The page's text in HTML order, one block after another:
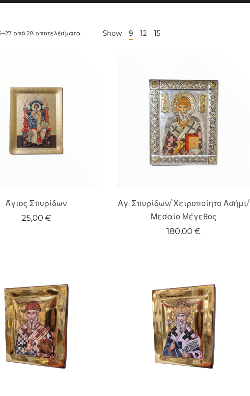
από 28 αποτελέσματαSorted
Show 9 12 15
Άγιος Σπυρίδων
25,00 €
Αγ. Σπυρίδων/ Χειροποίητο Ασήμι/
Μεσαίο Μέγεθος
180,00€